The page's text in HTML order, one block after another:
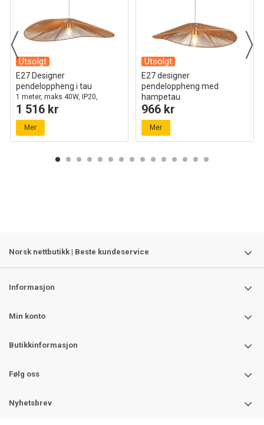
Utsolgt
E27 Designer
pendeloppheng i tau
1 meter, maks 40W, IP20,
Ø80cm, 2 års garanti
1 516 kr
Mer
Utsolgt
E27 designer
pendeloppheng med
hampetau
60cm, brun, IP20, uten lyskilde
966 kr
Mer
Norsk nettbutikk | Beste kundeservice
Informasjon
Min konto
Butikkinformasjon
Følg oss
Nyhetsbrev